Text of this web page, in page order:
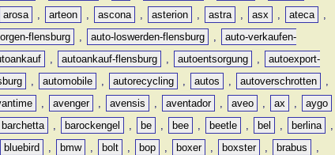
arosa , arteon , ascona , asterion , astra , asx , ateca
,
flensburg , auto-loswerden-flensburg ,
auto-verkaufen-
, autoankauf-flensburg , autoentsorgung ,
autoexport-
, automobile , autorecycling , autos , autoverschrotten
,
, avenger , avensis , aventador , aveo , ax , aygo
barchetta , barockengel , be , bee , beetle , bel , berlina
,
bluebird , bmw , bolt , bop , boxer , boxster , brabus
,